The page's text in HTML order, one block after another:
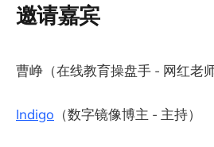
邀请嘉宾
曹峥（在线教育操盘手 - 网红老师
Indigo （数字镜像博主 - 主持）